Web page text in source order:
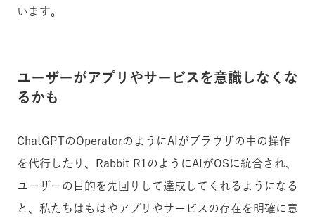
います。
ユーザーがアプリやサービスを意識しなくな
るかも
ChatGPTのOperatorのようにAIがブラウザの中の操作
を代行したり、Rabbit R1のようにAIがOSに統合され、
ユーザーの目的を先回りして達成してくれるようになる
と、私たちはもはやアプリやサービスの存在を明確に意